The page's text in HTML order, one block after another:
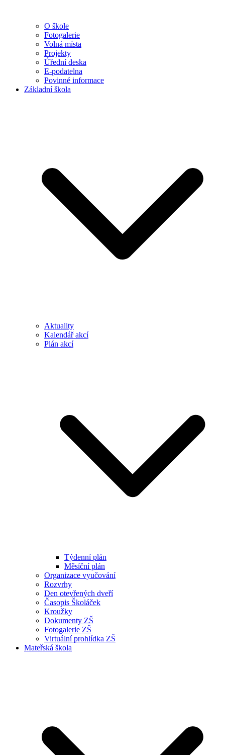
O škole
Fotogalerie
Volná místa
Projekty
Úřední deska
E-podatelna
Povinné informace
Základní škola
Aktuality
Kalendář akcí
Plán akcí
Týdenní plán
Měsíční plán
Organizace vyučování
Rozvrhy
Den otevřených dveří
Časopis Školáček
Kroužky
Dokumenty ZŠ
Fotogalerie ZŠ
Virtuální prohlídka ZŠ
Mateřská škola